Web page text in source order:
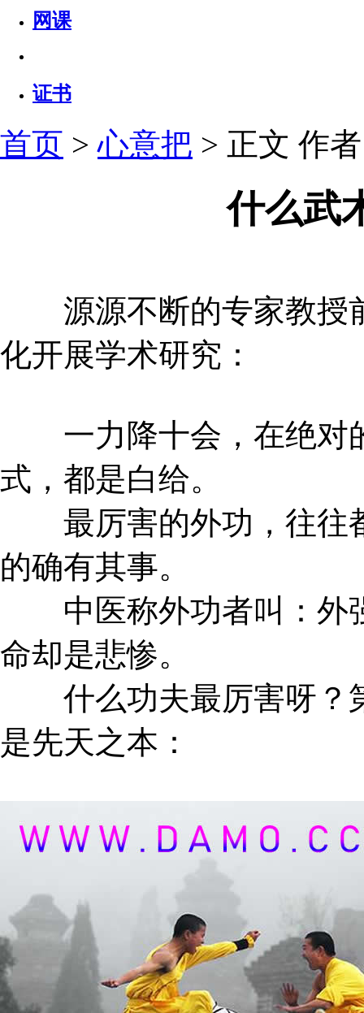
网课
证书
首页 >心意把 > 正文 作
什么武
源源不断的专家教授
化开展学术研究：
一力降十会，在绝对
式，都是白给。
最厉害的外功，往往
的确有其事。
中医称外功者叫：外
命却是悲惨。
什么功夫最厉害呀？
是先天之本：